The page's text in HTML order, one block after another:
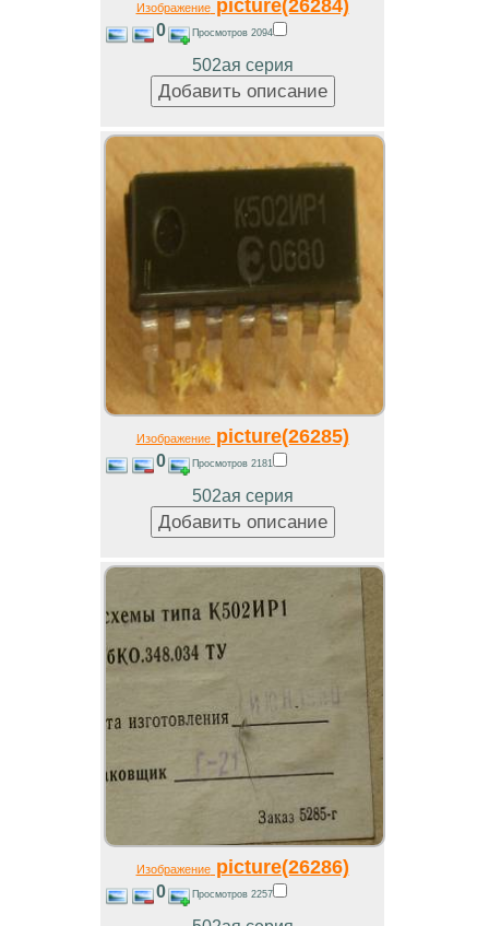
Изображениеpicture(26284)
0 Просмотров 2094
502ая серия
Изображениеpicture(26285)
0 Просмотров 2181
502ая серия
Изображениеpicture(26286)
0 Просмотров 2257